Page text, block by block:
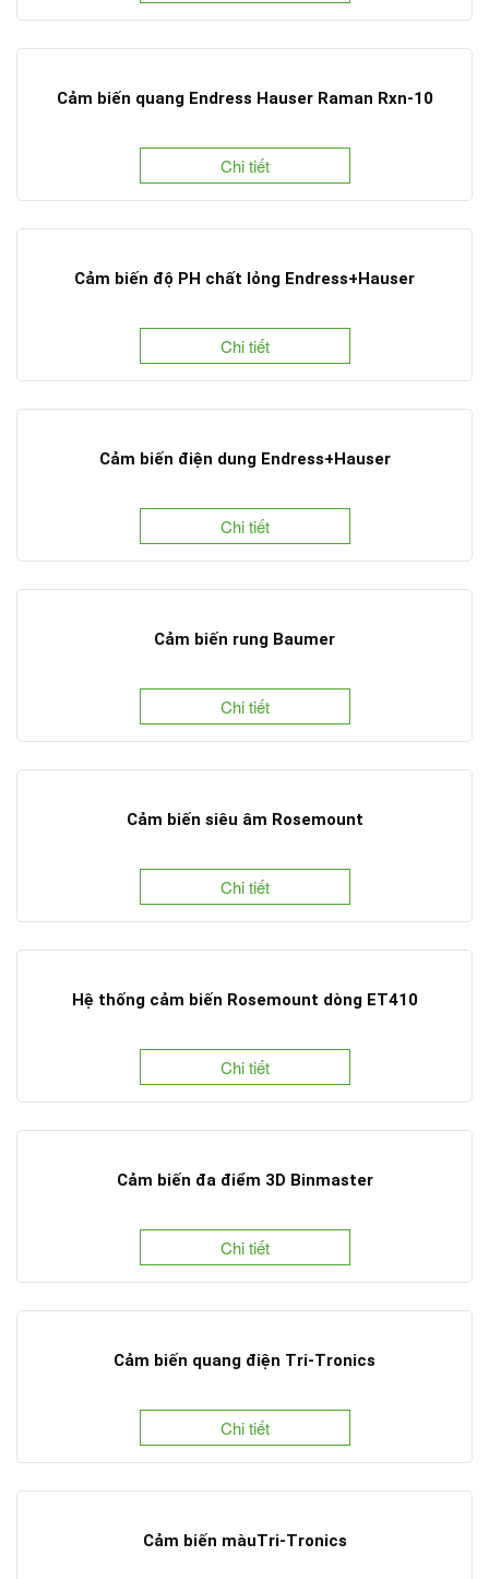
Cảm biến quang Endress Hauser Raman Rxn-10
Chi tiết
Cảm biến độ PH chất lỏng Endress+Hauser
Chi tiết
Cảm biến điện dung Endress+Hauser
Chi tiết
Cảm biến rung Baumer
Chi tiết
Cảm biến siêu âm Rosemount
Chi tiết
Hệ thống cảm biến Rosemount dòng ET410
Chi tiết
Cảm biến đa điểm 3D Binmaster
Chi tiết
Cảm biến quang điện Tri-Tronics
Chi tiết
Cảm biến màuTri-Tronics